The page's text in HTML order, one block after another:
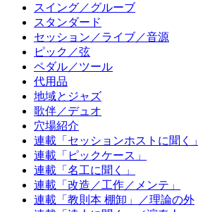
スイング／グルーブ
スタンダード
セッション／ライブ／音源
ピック／弦
ペダル／ツール
代用品
地域とジャズ
歌伴／デュオ
穴場紹介
連載「セッションホストに聞く」
連載「ピックケース」
連載「名工に聞く」
連載「改造／工作／メンテ」
連載「教則本 棚卸」／理論の外